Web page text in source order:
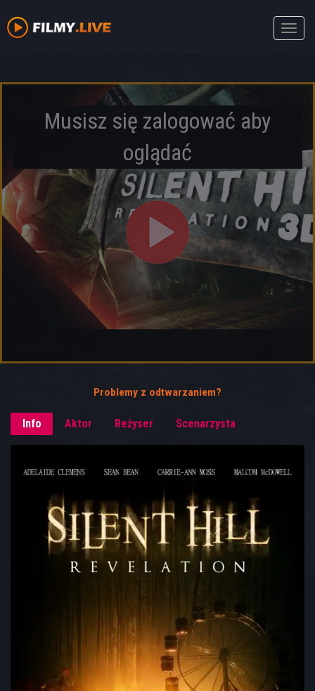
Toggle
Musisz się zalogować aby
oglądać
Problemy z odtwarzaniem?
Info Aktor Reżyser Scenarzysta